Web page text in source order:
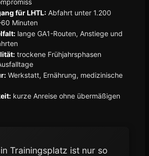
für LHTL: Abfahrt unter 1.200
Minuten
lange GA1-Routen, Anstiege und
trockene Frühjahrsphasen
Werkstatt, Ernährung, medizinische
kurze Anreise ohne übermäßigen
Trainingsplatz ist nur so